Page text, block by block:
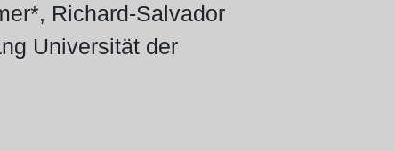
Richard-Salvador
Universität der